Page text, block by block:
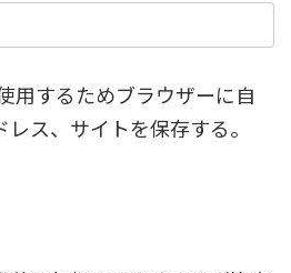
用するためブラウザーに自
ス、サイトを保存する。